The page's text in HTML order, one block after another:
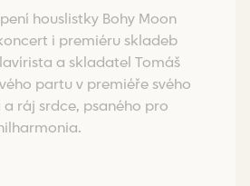
houslistky Bohy Moon
i premiéru skladeb
a skladatel Tomáš
partu v premiéře svého
ráj srdce, psaného pro